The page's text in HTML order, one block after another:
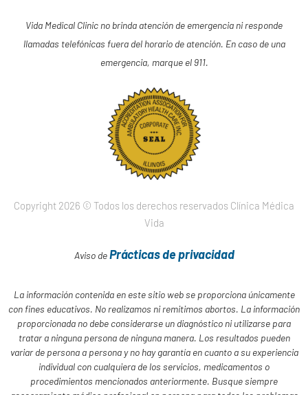
Vida Medical Clinic no brinda atención de emergencia ni responde
llamadas telefónicas fuera del horario de atención. En caso de una
emergencia, marque el 911.
Copyright 2026 © Todos los derechos reservados Clínica Médica
Vida
Aviso dePrácticas de privacidad
La información contenida en este sitio web se proporciona únicamente
con fines educativos. No realizamos ni remitimos abortos. La información
proporcionada no debe considerarse un diagnóstico ni utilizarse para
tratar a ninguna persona de ninguna manera. Los resultados pueden
variar de persona a persona y no hay garantía en cuanto a su experiencia
individual con cualquiera de los servicios, medicamentos o
procedimientos mencionados anteriormente. Busque siempre